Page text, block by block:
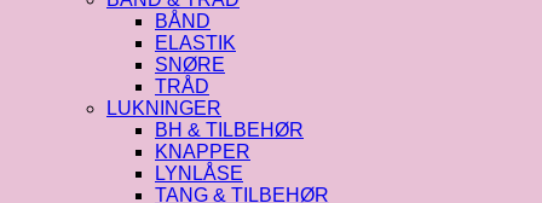
BÅND
ELASTIK
SNØRE
TRÅD
LUKNINGER
BH & TILBEHØR
KNAPPER
LYNLÅSE
TANG & TILBEHØR